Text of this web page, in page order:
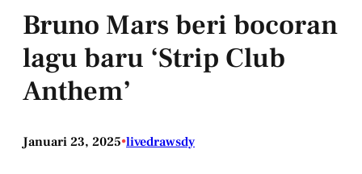
Bruno Mars beri bocoran
lagu baru ‘Strip Club
Anthem’
Januari 23, 2025•livedrawsdy